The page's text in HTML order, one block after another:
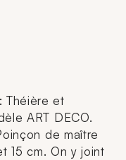
Théière et
ART DECO.
de maître
15 cm. On y joint